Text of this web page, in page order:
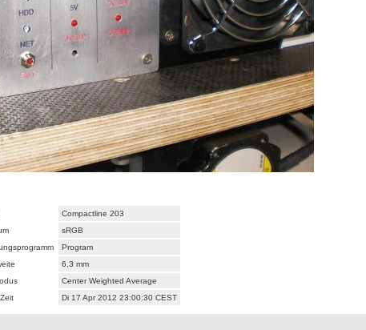
Compactline 203
sRGB
Program
6,3 mm
Center Weighted Average
Di 17 Apr 2012 23:00:30 CEST